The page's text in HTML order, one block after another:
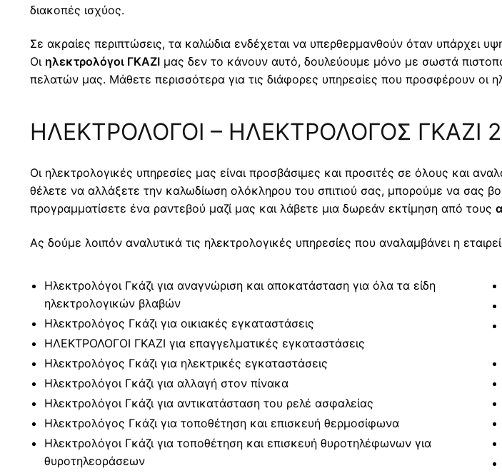
διακοπές ισχύος.
Σε ακραίες περιπτώσεις, τα καλώδια ενδέχεται να υπερθερμανθούν όταν υπάρχει
Οι ηλεκτρολόγοι ΓΚΑΖΙμας δεν το κάνουν αυτό, δουλεύουμε μόνο με σωστά
πελατών μας. Μάθετε περισσότερα για τις διάφορες υπηρεσίες που προσφέρουν οι
ΗΛΕΚΤΡΟΛΟΓΟΙ – ΗΛΕΚΤΡΟΛΟΓΟΣ ΓΚΑΖΙ
Οι ηλεκτρολογικές υπηρεσίες μας είναι προσβάσιμες και προσιτές σε όλους και
θέλετε να αλλάξετε την καλωδίωση ολόκληρου του σπιτιού σας, μπορούμε να
προγραμματίσετε ένα ραντεβού μαζί μας και λάβετε μια δωρεάν εκτίμηση από τους
Ας δούμε λοιπόν αναλυτικά τις ηλεκτρολογικές υπηρεσίες που αναλαμβάνει η
Ηλεκτρολόγοι Γκάζι για αναγνώριση και αποκατάσταση για όλα τα είδη
ηλεκτρολογικών βλαβών
Ηλεκτρολόγος Γκάζι για οικιακές εγκαταστάσεις
ΗΛΕΚΤΡΟΛΟΓΟΙ ΓΚΑΖΙ για επαγγελματικές εγκαταστάσεις
Ηλεκτρολόγος Γκάζι για ηλεκτρικές εγκαταστάσεις
Ηλεκτρολόγοι Γκάζι για αλλαγή στον πίνακα
Ηλεκτρολόγοι Γκάζι για αντικατάσταση του ρελέ ασφαλείας
Ηλεκτρολόγος Γκάζι για τοποθέτηση και επισκευή θερμοσίφωνα
Ηλεκτρολόγοι Γκάζι για τοποθέτηση και επισκευή θυροτηλέφωνων για
θυροτηλεοράσεων